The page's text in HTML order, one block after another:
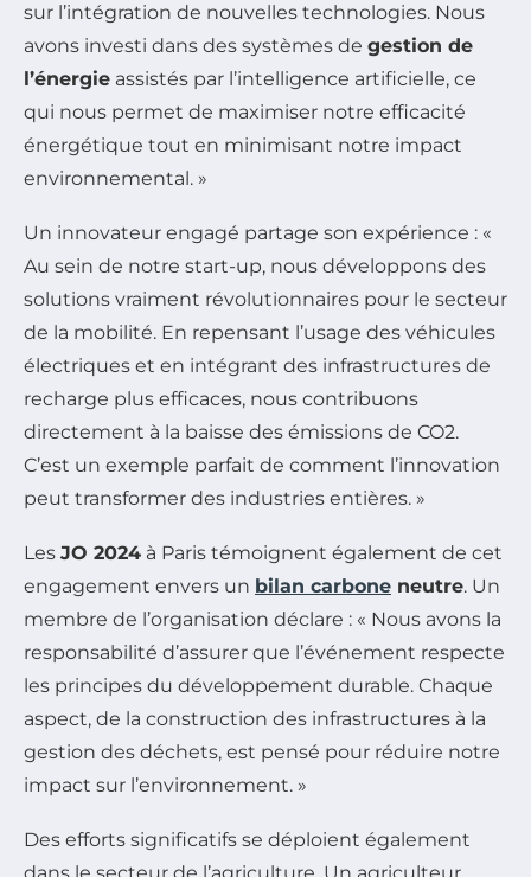
sur l’intégration de nouvelles technologies. Nous
avons investi dans des systèmes de gestion de
l’énergie assistés par l’intelligence artificielle, ce
qui nous permet de maximiser notre efficacité
énergétique tout en minimisant notre impact
environnemental. »
Un innovateur engagé partage son expérience : «
Au sein de notre start-up, nous développons des
solutions vraiment révolutionnaires pour le secteur
de la mobilité. En repensant l’usage des véhicules
électriques et en intégrant des infrastructures de
recharge plus efficaces, nous contribuons
directement à la baisse des émissions de CO2.
C’est un exemple parfait de comment l’innovation
peut transformer des industries entières. »
Les JO 2024 à Paris témoignent également de cet
engagement envers un bilan carbone neutre. Un
membre de l’organisation déclare : « Nous avons la
responsabilité d’assurer que l’événement respecte
les principes du développement durable. Chaque
aspect, de la construction des infrastructures à la
gestion des déchets, est pensé pour réduire notre
impact sur l’environnement. »
Des efforts significatifs se déploient également